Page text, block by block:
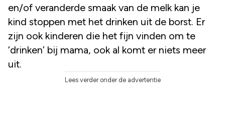
en/of veranderde smaak van de melk kan je
kind stoppen met het drinken uit de borst. Er
zijn ook kinderen die het fijn vinden om te
‘drinken’ bij mama, ook al komt er niets meer
uit.
Lees verder onder de advertentie